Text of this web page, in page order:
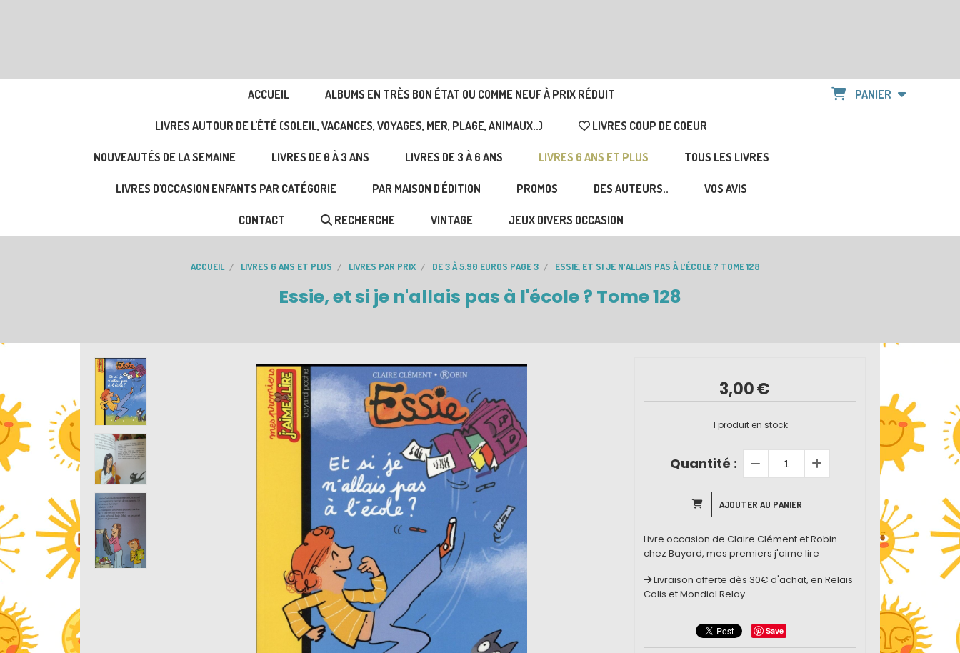
ACCUEIL ALBUMS EN TRÈS BON ÉTAT OU COMME NEUF À PRIX RÉDUIT
LIVRES AUTOUR DE L'ÉTÉ (SOLEIL, VACANCES, VOYAGES, MER, PLAGE, ANIMAUX..) LIVRES COUP DE COEUR
NOUVEAUTÉS DE LA SEMAINE LIVRES DE 0 À 3 ANS LIVRES DE 3 À 6 ANS LIVRES 6 ANS ET PLUS TOUS LES LIVRES
LIVRES D'OCCASION ENFANTS PAR CATÉGORIE PAR MAISON D'ÉDITION PROMOS DES AUTEURS.. VOS AVIS
CONTACT RECHERCHE VINTAGE JEUX DIVERS OCCASION
PANIER
ACCUEIL LIVRES 6 ANS ET PLUS LIVRES PAR PRIX DE 3 À 5.90 EUROS PAGE 3 ESSIE, ET SI JE N'ALLAIS PAS À L'ÉCOLE ? TOME 128
Essie, et si je n'allais pas à l'école ? Tome 128
3,00€
1 produit en stock
Quantité :
AJOUTER AU PANIER
Livre occasion de Claire Clément et Robin
chez Bayard, mes premiers j'aime lire
Livraison offerte dès 30€ d'achat, en Relais
Colis et Mondial Relay
Save